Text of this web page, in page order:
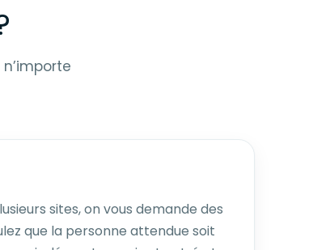
sites, on vous demande des
que la personne attendue soit